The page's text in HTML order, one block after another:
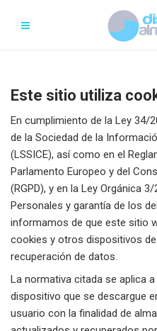
Este sitio utiliza
En cumplimiento de la Ley 34/
de la Sociedad de la
(LSSICE), así como en el
Parlamento Europeo y del
(RGPD), y en la Ley Orgánica
Personales y garantía de los
informamos de que este sitio
cookies y otros dispositivos
recuperación de datos.
La normativa citada se aplica
dispositivo que se descargue
usuario con la finalidad de